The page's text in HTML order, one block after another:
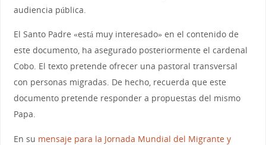
audiencia pública.
El Santo Padre «está muy interesado» en el contenido de
este documento, ha asegurado posteriormente el cardenal
Cobo. El texto pretende ofrecer una pastoral transversal
con personas migradas. De hecho, recuerda que este
documento pretende responder a propuestas del mismo
Papa.
En su mensaje para la Jornada Mundial del Migrante y